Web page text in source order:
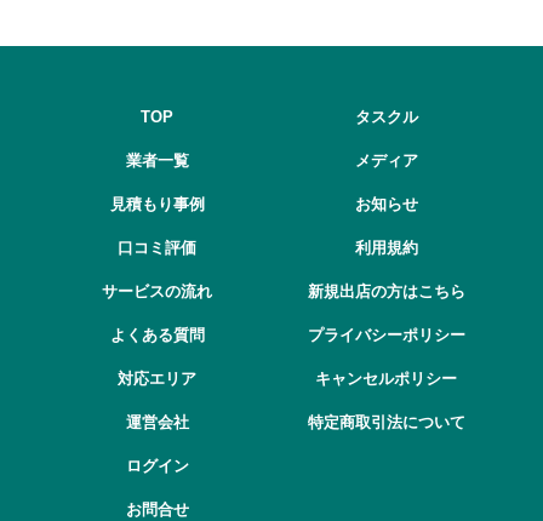
TOP
業者一覧
見積もり事例
口コミ評価
サービスの流れ
よくある質問
対応エリア
運営会社
ログイン
お問合せ
タスクル
メディア
お知らせ
利用規約
新規出店の方はこちら
プライバシーポリシー
キャンセルポリシー
特定商取引法について